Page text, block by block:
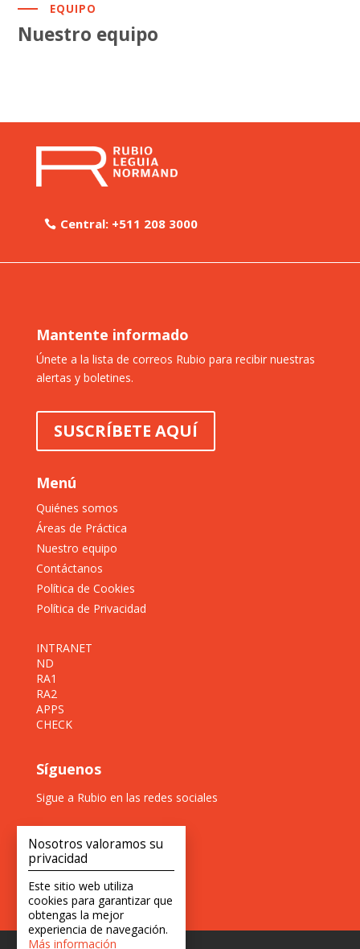
EQUIPO
Nuestro equipo
Central: +511 208 3000
Mantente informado
Únete a la lista de correos Rubio para recibir nuestras
alertas y boletines.
SUSCRÍBETE AQUÍ
Menú
Quiénes somos
Áreas de Práctica
Nuestro equipo
Contáctanos
Política de Cookies
Política de Privacidad
INTRANET
ND
RA1
RA2
APPS
CHECK
Síguenos
Sigue a Rubio en las redes sociales
Nosotros valoramos su
privacidad
Este sitio web utiliza
cookies para garantizar que
obtengas la mejor
experiencia de navegación.
Más información